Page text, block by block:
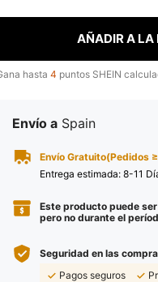
AÑADIR A LA
hasta 4 puntos SHEIN
Envío a Spain
Envío Gratuito(Pedidos
Entrega estimada: 8-11
Este producto puede
pero no durante el
Seguridad en las
Pagos seguros